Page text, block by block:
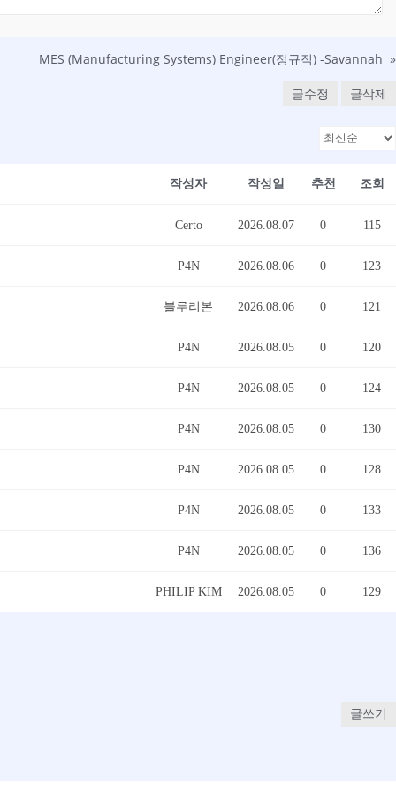
MES (Manufacturing Systems) Engineer(정규직) -Savannah »
글수정 글삭제
작성자 작성일 추천 조회
Certo 2026.08.07 0 115
P4N 2026.08.06 0 123
블루리본 2026.08.06 0 121
P4N 2026.08.05 0 120
P4N 2026.08.05 0 124
P4N 2026.08.05 0 130
P4N 2026.08.05 0 128
P4N 2026.08.05 0 133
P4N 2026.08.05 0 136
PHILIP KIM 2026.08.05 0 129
글쓰기